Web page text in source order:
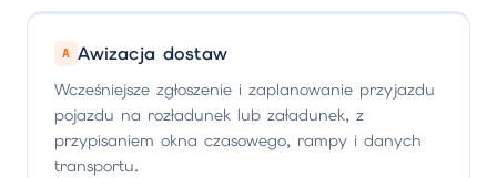
A Awizacja dostaw
Wcześniejsze zgłoszenie i zaplanowanie przyjazdu
pojazdu na rozładunek lub załadunek, z
przypisaniem okna czasowego, rampy i danych
transportu.